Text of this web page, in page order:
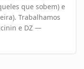
que sobem) e
Trabalhamos
e DZ —